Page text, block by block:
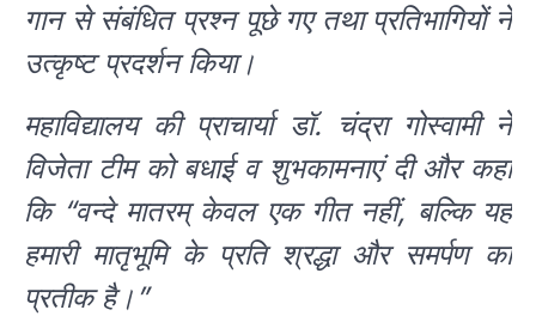
गान से संबंधित प्रश्न पूछे गए तथा प्रतिभागियों ने
उत्कृष्ट प्रदर्शन किया।
महाविद्यालय की प्राचार्या डॉ. चंद्रा गोस्वामी ने
विजेता टीम को बधाई व शुभकामनाएं दी और कहा
कि “वन्दे मातरम् केवल एक गीत नहीं, बल्कि यह
हमारी मातृभूमि के प्रति श्रद्धा और समर्पण का
प्रतीक है।”